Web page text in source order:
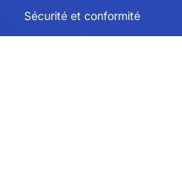
Sécurité et conformité